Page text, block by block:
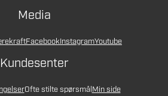
Media
FacebookInstagramYoutube
Kundesenter
Ofte stilte spørsmålMin side